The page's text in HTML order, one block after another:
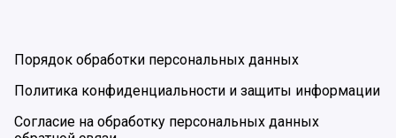
Порядок обработки персональных данных
Политика конфиденциальности и защиты информации
Согласие на обработку персональных данных